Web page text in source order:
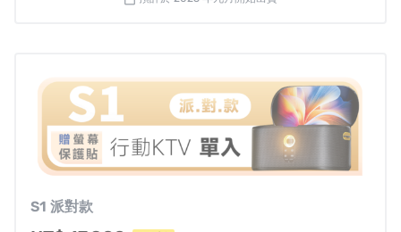
移動好幫手貼心設計讓你隨走隨唱
（以上為螢幕 ON 續航數據）
S1 派對款